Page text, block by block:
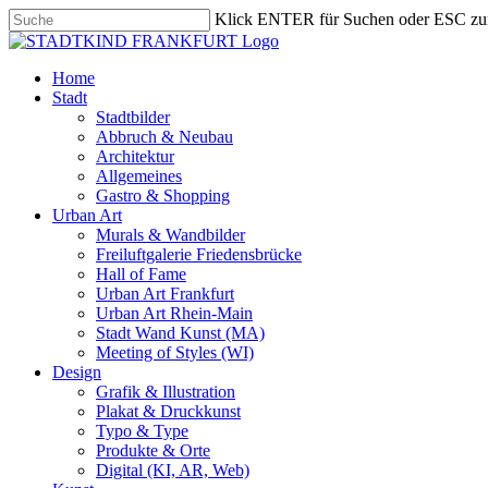
Skip
to
content
Klick ENTER für Suchen oder ESC
Close
search
Menu
Home
Stadt
Stadtbilder
Abbruch & Neubau
Architektur
Allgemeines
Gastro & Shopping
Urban Art
Murals & Wandbilder
Freiluftgalerie Friedensbrücke
Hall of Fame
Urban Art Frankfurt
Urban Art Rhein-Main
Stadt Wand Kunst (MA)
Meeting of Styles (WI)
Design
Grafik & Illustration
Plakat & Druckkunst
Typo & Type
Produkte & Orte
Digital (KI, AR, Web)